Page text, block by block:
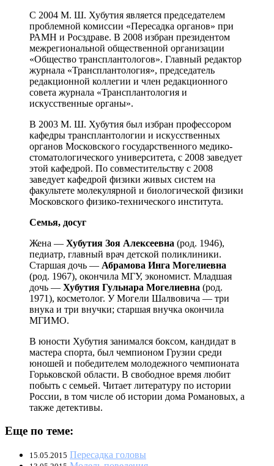
С 2004 М. Ш. Хубутия является председателем
проблемной комиссии «Пересадка органов» при
РАМН и Росздраве. В 2008 избран президентом
межрегиональной общественной организации
«Общество трансплантологов». Главный редактор
журнала «Трансплантология», председатель
редакционной коллегии и член редакционного
совета журнала «Трансплантология и
искусственные органы».
В 2003 М. Ш. Хубутия был избран профессором
кафедры трансплантологии и искусственных
органов Московского государственного медико-
стоматологического университета, с 2008 заведует
этой кафедрой. По совместительству с 2008
заведует кафедрой физики живых систем на
факультете молекулярной и биологической физики
Московского физико-технического института.
Семья, досуг
Жена — Хубутия Зоя Алексеевна (род. 1946),
педиатр, главный врач детской поликлиники.
Старшая дочь — Абрамова Инга Могелиевна
(род. 1967), окончила МГУ, экономист. Младшая
дочь — Хубутия Гульнара Могелиевна (род.
1971), косметолог. У Могели Шалвовича — три
внука и три внучки; старшая внучка окончила
МГИМО.
В юности Хубутия занимался боксом, кандидат в
мастера спорта, был чемпионом Грузии среди
юношей и победителем молодежного чемпионата
Горьковской области. В свободное время любит
побыть с семьей. Читает литературу по истории
России, в том числе об истории дома Романовых, а
также детективы.
Еще по теме:
15.05.2015 Пересадка головы